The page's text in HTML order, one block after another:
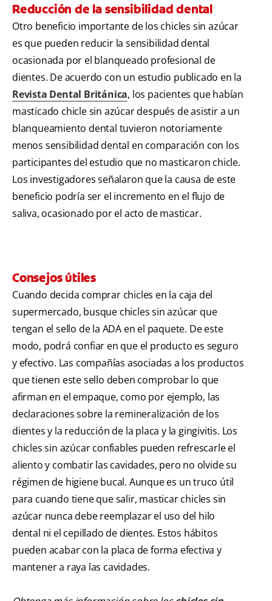
Reducción de la sensibilidad dental
Otro beneficio importante de los chicles sin azúcar
es que pueden reducir la sensibilidad dental
ocasionada por el blanqueado profesional de
dientes. De acuerdo con un estudio publicado en la
Revista Dental Británica, los pacientes que habían
masticado chicle sin azúcar después de asistir a un
blanqueamiento dental tuvieron notoriamente
menos sensibilidad dental en comparación con los
participantes del estudio que no masticaron chicle.
Los investigadores señalaron que la causa de este
beneficio podría ser el incremento en el flujo de
saliva, ocasionado por el acto de masticar.
Consejos útiles
Cuando decida comprar chicles en la caja del
supermercado, busque chicles sin azúcar que
tengan el sello de la ADA en el paquete. De este
modo, podrá confiar en que el producto es seguro
y efectivo. Las compañías asociadas a los productos
que tienen este sello deben comprobar lo que
afirman en el empaque, como por ejemplo, las
declaraciones sobre la remineralización de los
dientes y la reducción de la placa y la gingivitis. Los
chicles sin azúcar confiables pueden refrescarle el
aliento y combatir las cavidades, pero no olvide su
régimen de higiene bucal. Aunque es un truco útil
para cuando tiene que salir, masticar chicles sin
azúcar nunca debe reemplazar el uso del hilo
dental ni el cepillado de dientes. Estos hábitos
pueden acabar con la placa de forma efectiva y
mantener a raya las cavidades.